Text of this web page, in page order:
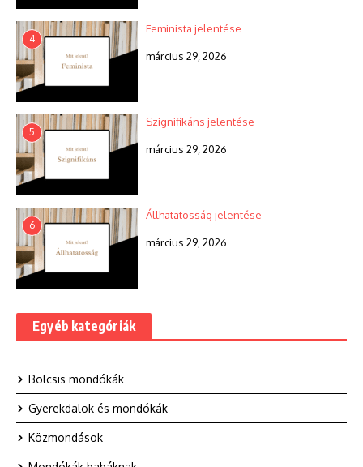
4
Feminista jelentése
március 29, 2026
5
Szignifikáns jelentése
március 29, 2026
6
Állhatatosság jelentése
március 29, 2026
Egyéb kategóriák
Bölcsis mondókák
Gyerekdalok és mondókák
Közmondások